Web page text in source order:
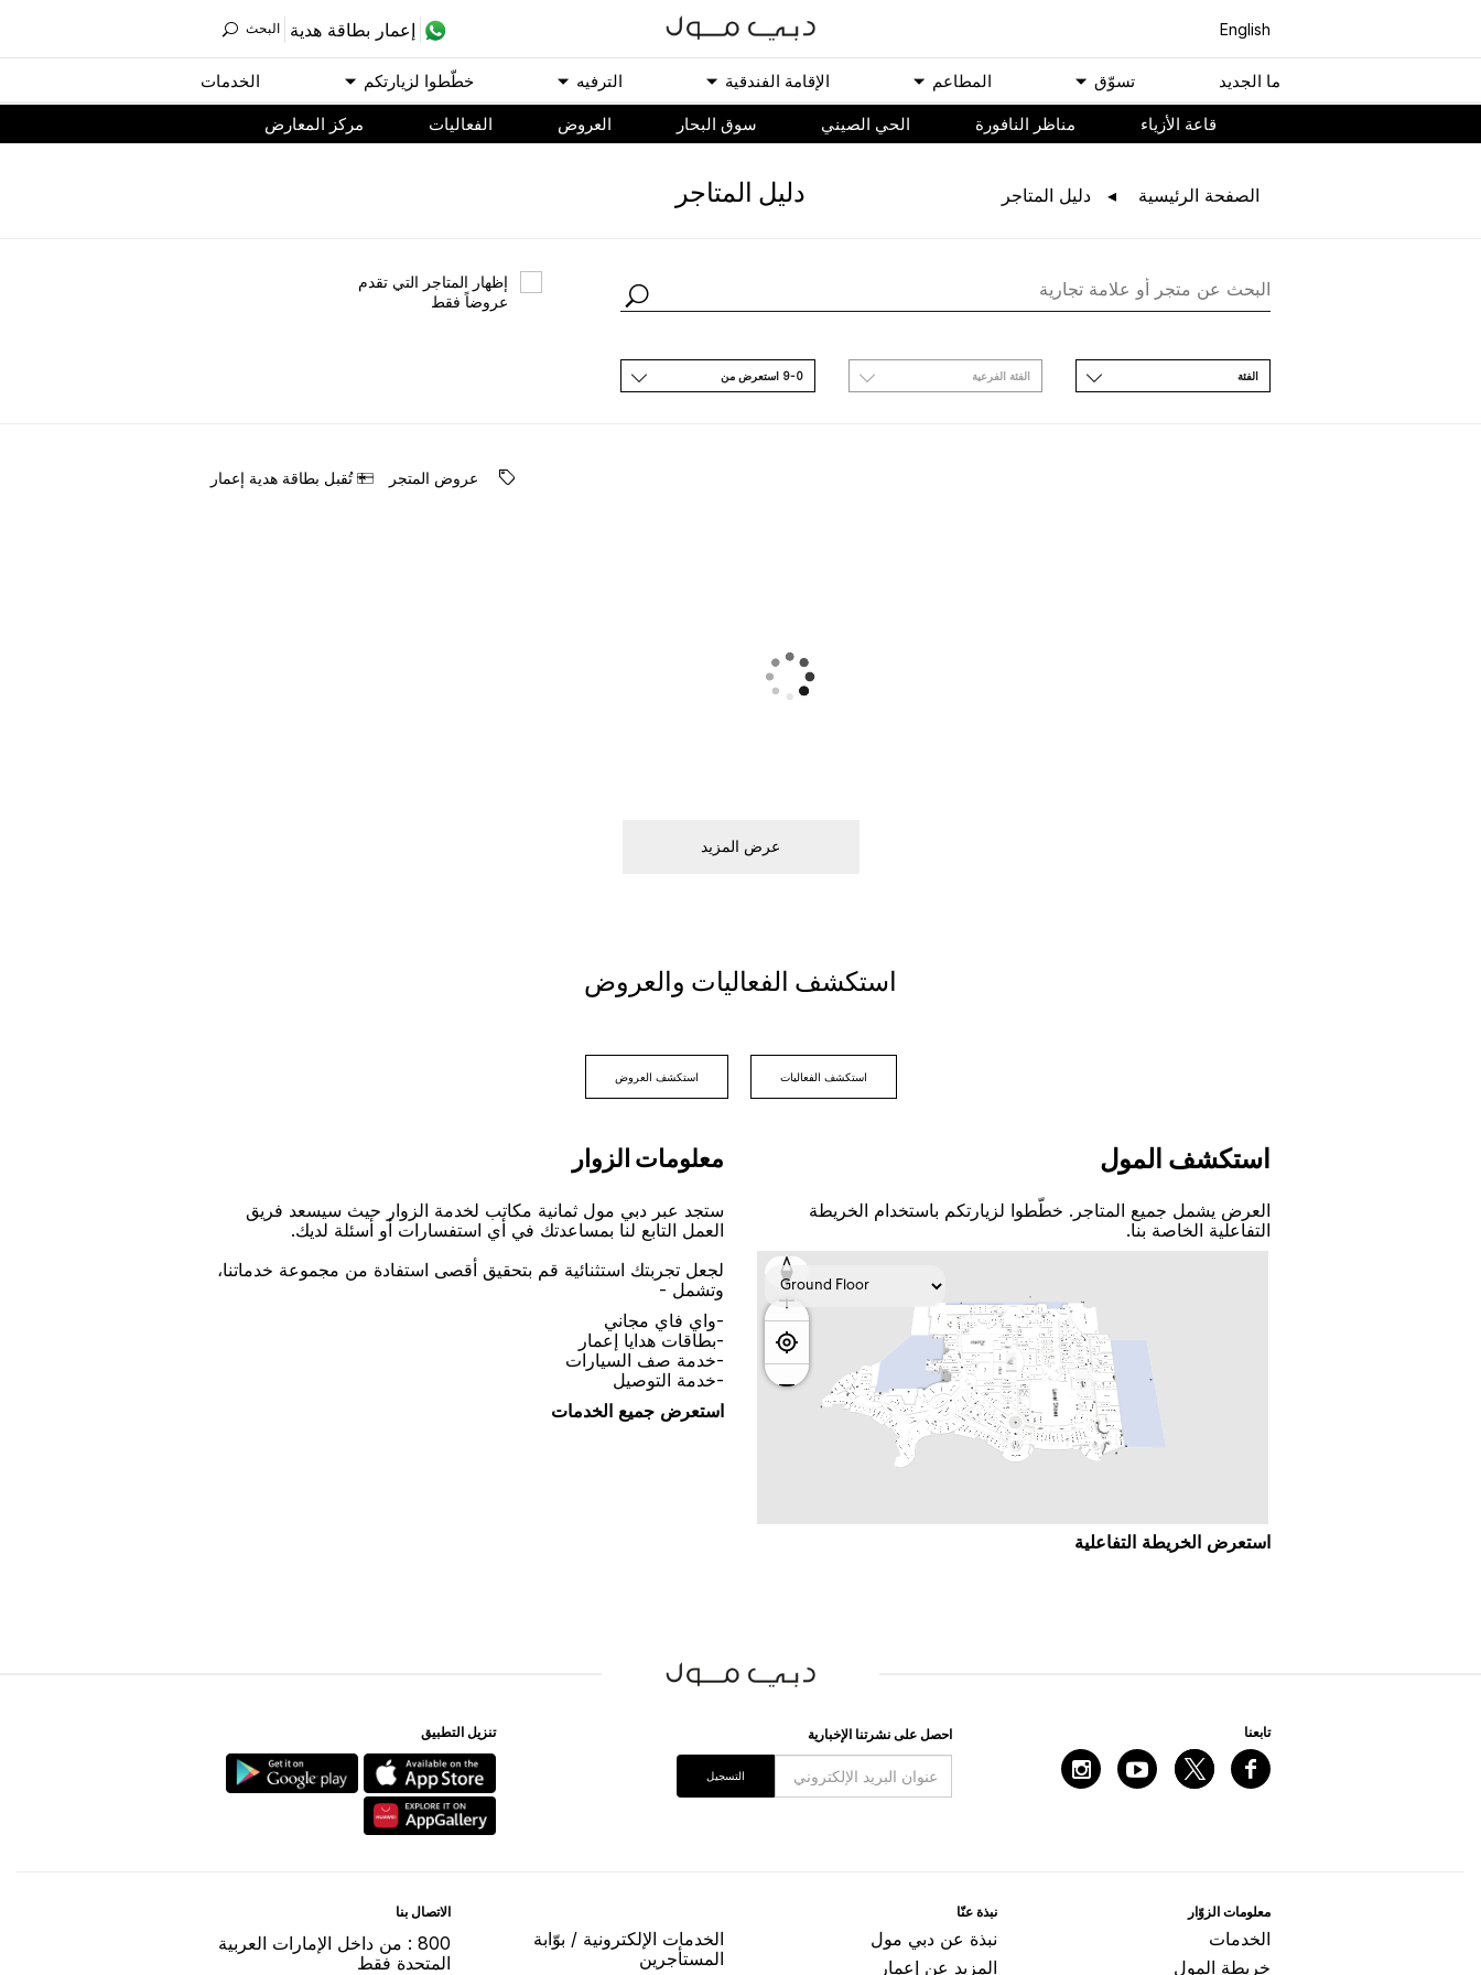
English ﺇﻋﻤﺎﺭ ﺑﻄﺎﻗﺔ ﻫﺪﻳﺔ اﻟﺒﺤﺚ
ﻣﺎ اﻟﺠﺪﻳﺪ ﺗﺴﻮّﻕ اﻟﻤﻄﺎﻋﻢ اﻹﻗﺎﻣﺔ اﻟﻔﻨﺪﻗﻴﺔ اﻟﺘﺮﻓﻴﻪ ﺧﻄّﻄﻮا ﻟﺰﻳﺎﺭﺗﻜﻢ اﻟﺨﺪﻣﺎﺕ
ﻗﺎﻋﺔ اﻷﺯﻳﺎء مناظر النافورة الحي الصيني سوق البحار اﻟﻌﺮﻭﺽ اﻟﻔﻌﺎﻟﻴﺎﺕ مركز المعارض
اﻟﺼﻔﺤﺔ اﻟﺮﺋﻴﺴﻴﺔ ﺩﻟﻴﻞ اﻟﻤﺘﺎﺟﺮ ﺩﻟﻴﻞ اﻟﻤﺘﺎﺟﺮ
ﺇﻇﻬﺎﺭ اﻟﻤﺘﺎﺟﺮ اﻟﺘﻲ ﺗﻘﺪﻡ
ﻋﺮﻭﺿﺎً ﻓﻘﻂ
اﻟﻔﺌﺔ اﻟﻔﺌﺔ اﻟﻔﺮﻋﻴﺔ 9-0 اﺳﺘﻌﺮﺽ ﻣﻦ
ﻋﺮﻭﺽ اﻟﻤﺘﺠﺮ ﺗُﻘﺒﻞ ﺑﻄﺎﻗﺔ ﻫﺪﻳﺔ ﺇﻋﻤﺎﺭ
ﻋﺮﺽ اﻟﻤﺰﻳﺪ
اﺳﺘﻜﺸﻒ اﻟﻔﻌﺎﻟﻴﺎﺕ ﻭاﻟﻌﺮﻭﺽ
اﺳﺘﻜﺸﻒ اﻟﻔﻌﺎﻟﻴﺎﺕ اﺳﺘﻜﺸﻒ اﻟﻌﺮﻭﺽ
اﺳﺘﻜﺸﻒ اﻟﻤﻮﻝ
اﻟﻌﺮﺽ ﻳﺸﻤﻞ ﺟﻤﻴﻊ اﻟﻤﺘﺎﺟﺮ. ﺧﻄّﻄﻮا ﻟﺰﻳﺎﺭﺗﻜﻢ ﺑﺎﺳﺘﺨﺪاﻡ اﻟﺨﺮﻳﻄﺔ
اﻟﺘﻔﺎﻋﻠﻴﺔ اﻟﺨﺎﺻﺔ ﺑﻨﺎ.
اﺳﺘﻌﺮﺽ اﻟﺨﺮﻳﻄﺔ اﻟﺘﻔﺎﻋﻠﻴﺔ
ﻣﻌﻠﻮﻣﺎﺕ اﻟﺰﻭاﺭ
ﺳﺘﺠﺪ ﻋﺒﺮ ﺩﺑﻲ ﻣﻮﻝ ﺛﻤﺎﻧﻴﺔ ﻣﻜﺎﺗﺐ ﻟﺨﺪﻣﺔ اﻟﺰﻭاﺭ ﺣﻴﺚ ﺳﻴﺴﻌﺪ ﻓﺮﻳﻖ
اﻟﻌﻤﻞ اﻟﺘﺎﺑﻊ ﻟﻨﺎ ﺑﻤﺴﺎﻋﺪﺗﻚ ﻓﻲ ﺃﻱ اﺳﺘﻔﺴﺎﺭاﺕ ﺃﻭ ﺃﺳﺌﻠﺔ ﻟﺪﻳﻚ.
ﻟﺠﻌﻞ ﺗﺠﺮﺑﺘﻚ اﺳﺘﺜﻨﺎﺋﻴﺔ ﻗﻢ ﺑﺘﺤﻘﻴﻖ ﺃﻗﺼﻰ اﺳﺘﻔﺎﺩﺓ ﻣﻦ ﻣﺠﻤﻮﻋﺔ ﺧﺪﻣﺎﺗﻨﺎ،
ﻭﺗﺸﻤﻞ -
-ﻭاﻱ ﻓﺎﻱ ﻣﺠﺎﻧﻲ
-ﺑﻄﺎﻗﺎﺕ ﻫﺪاﻳﺎ ﺇﻋﻤﺎﺭ
-ﺧﺪﻣﺔ ﺻﻒ اﻟﺴﻴﺎﺭاﺕ
-ﺧﺪﻣﺔ اﻟﺘﻮﺻﻴﻞ
اﺳﺘﻌﺮﺽ ﺟﻤﻴﻊ اﻟﺨﺪﻣﺎﺕ
ﺗﺎﺑﻌﻨﺎ اﺣﺼﻞ ﻋﻠﻰ ﻧﺸﺮﺗﻨﺎ اﻹﺧﺒﺎﺭﻳﺔ
اﻟﺘﺴﺠﻴﻞ
ﺗﻨﺰﻳﻞ اﻟﺘﻄﺒﻴﻖ
ﻣﻌﻠﻮﻣﺎﺕ اﻟﺰﻭّاﺭ
اﻟﺨﺪﻣﺎﺕ
ﺧﺮﻳﻄﺔ اﻟﻤﻮﻝ
ﻧﺒﺬﺓ ﻋﻨّﺎ
ﻧﺒﺬﺓ ﻋﻦ ﺩﺑﻲ ﻣﻮﻝ
المزيد عن إعمار
اﻟﺨﺪﻣﺎﺕ اﻹﻟﻜﺘﺮﻭﻧﻴﺔ / ﺑﻮّاﺑﺔ
اﻟﻤﺴﺘﺄﺟﺮﻳﻦ
اﻻﺗﺼﺎﻝ ﺑﻨﺎ
800 : ﻣﻦ ﺩاﺧﻞ اﻹﻣﺎﺭاﺕ اﻟﻌﺮﺑﻴﺔ
اﻟﻤﺘﺤﺪﺓ ﻓﻘﻂ